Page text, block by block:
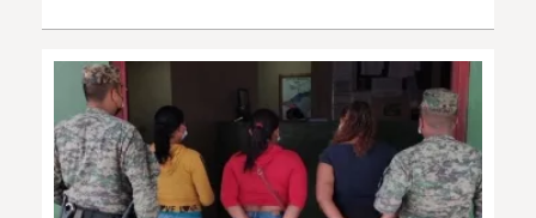
INSÓLITAS
MULTIMEDIA
IMPRESO